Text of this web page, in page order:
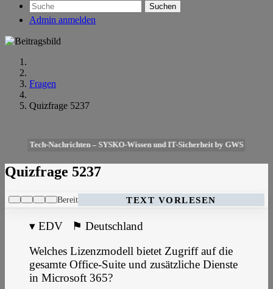
Suchen
Admin anmelden
Fragen
Quizfrage 5237
Tech-Nachrichten – SYSKO-Wissen und IT-Sicherheit by GWS
Quizfrage 5237
Bereit TEXT VORLESEN
▾ EDV ⚑ Deutschland
Welches Lizenzmodell bietet Zugriff auf die
gesamte Office-Suite und zusätzliche Dienste
in Microsoft 365?